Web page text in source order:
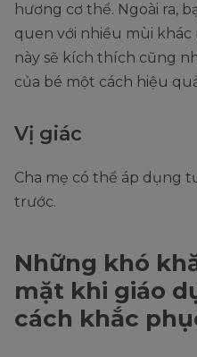
hương cơ thể. Ngoài ra,
quen với nhiều mùi
này sẽ kích thích cũng
của bé một cách hiệu
Vị giác
Cha mẹ có thể áp dụng
trước.
Những khó
mặt khi giáo
cách khắc